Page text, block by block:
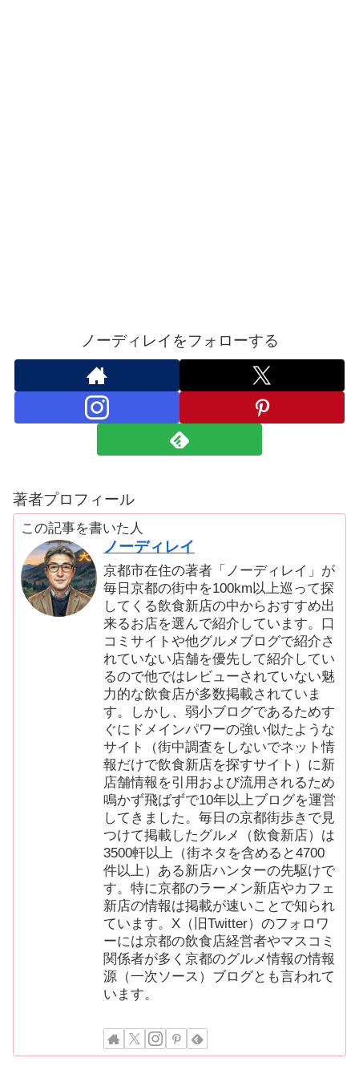
ノーディレイをフォローする
著者プロフィール
この記事を書いた人
ノーディレイ
京都市在住の著者「ノーディレイ」が
毎日京都の街中を100km以上巡って探
してくる飲食新店の中からおすすめ出
来るお店を選んで紹介しています。口
コミサイトや他グルメブログで紹介さ
れていない店舗を優先して紹介してい
るので他ではレビューされていない魅
力的な飲食店が多数掲載されていま
す。しかし、弱小ブログであるためす
ぐにドメインパワーの強い似たような
サイト（街中調査をしないでネット情
報だけで飲食新店を探すサイト）に新
店舗情報を引用および流用されるため
鳴かず飛ばずで10年以上ブログを運営
してきました。毎日の京都街歩きで見
つけて掲載したグルメ（飲食新店）は
3500軒以上（街ネタを含めると4700
件以上）ある新店ハンターの先駆けで
す。特に京都のラーメン新店やカフェ
新店の情報は掲載が速いことで知られ
ています。X（旧Twitter）のフォロワ
ーには京都の飲食店経営者やマスコミ
関係者が多く京都のグルメ情報の情報
源（一次ソース）ブログとも言われて
います。